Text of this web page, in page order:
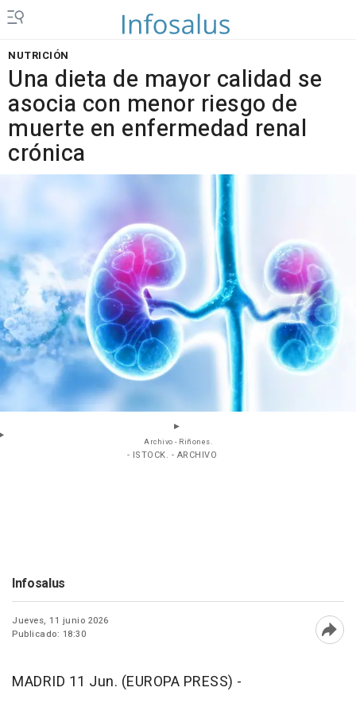
NUTRICIÓN
Una dieta de mayor calidad se
asocia con menor riesgo de
muerte en enfermedad renal
crónica
Archivo - Riñones.
- ISTOCK. - ARCHIVO
Infosalus
Jueves, 11 junio 2026
Publicado: 18:30
MADRID 11 Jun. (EUROPA PRESS) -